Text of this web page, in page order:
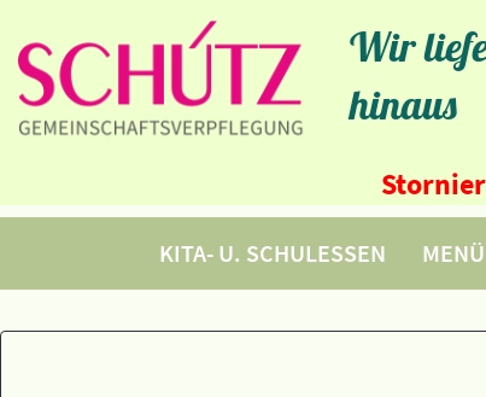
Wir
hinaus
KITA- U. SCHULESSEN